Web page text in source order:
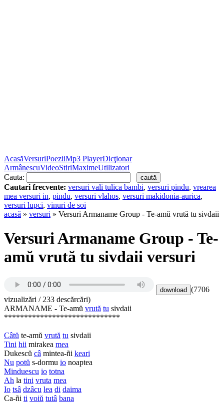
AcasăVersuriPoeziiMp3 PlayerDicţionar
ArmânescuVideoStiriMaximeUtilizatori
Cauta:
Cautari frecvente: versuri vali tulica bambi, versuri pindu, vrearea
mea versuri in, pindu, versuri vlahos, versuri makidonia-aurica,
versuri lupci, vinuri de soi
acasă » versuri » Versuri Armaname Group - Te-amŭ vrută tu sivdaii
Versuri Armaname Group - Te-
amŭ vrută tu sivdaii versuri
(7706
vizualizări / 233 descărcări)
ARMANAME - Te-amŭ vrută tu sivdaii
*****************************
Câtŭ te-amŭ vrută tu sivdaii
Tini hii mirakea mea
Dukescŭ câ mintea-ñi keari
Nu potŭ s-dormu io noaptea
Minduescu io totna
Ah la tini vruta mea
Io tsâ dzâcu lea di daima
Ca-ñi ti voiŭ tutâ bana